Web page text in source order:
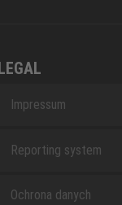
LEGAL
Impressum
Reporting system
Ochrona danych